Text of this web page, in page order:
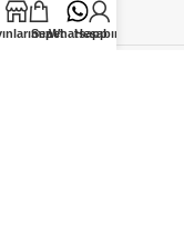
SepetWhatsapp
Hesabım